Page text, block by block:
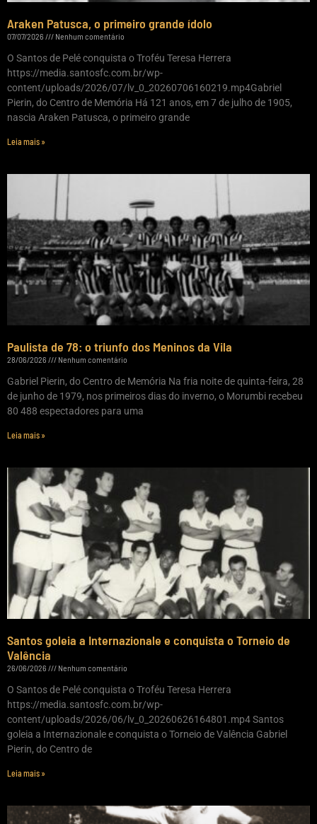
Araken Patusca, o primeiro grande ídolo
07/07/2026 Nenhum comentário
O Santos de Pelé conquista o Troféu Teresa Herrera
https://media.santosfc.com.br/wp-
content/uploads/2026/07/lv_0_20260706160219.mp4Gabriel
Pierin, do Centro de Memória Há 121 anos, em 7 de julho de 1905,
nascia Araken Patusca, o primeiro grande
Leia mais »
Paulista de 78: o triunfo dos Meninos da Vila
28/06/2026 Nenhum comentário
Gabriel Pierin, do Centro de Memória Na fria noite de quinta-feira, 28
de junho de 1979, nos primeiros dias do inverno, o Morumbi recebeu
80 488 espectadores para uma
Leia mais »
Santos goleia a Internazionale e conquista o Torneio de
Valência
26/06/2026 Nenhum comentário
O Santos de Pelé conquista o Troféu Teresa Herrera
https://media.santosfc.com.br/wp-
content/uploads/2026/06/lv_0_20260626164801.mp4 Santos
goleia a Internazionale e conquista o Torneio de Valência Gabriel
Pierin, do Centro de
Leia mais »